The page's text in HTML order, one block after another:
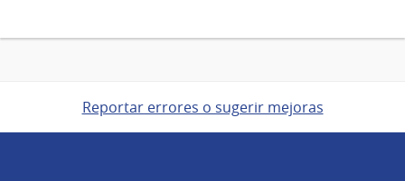
Reportar errores o sugerir mejoras